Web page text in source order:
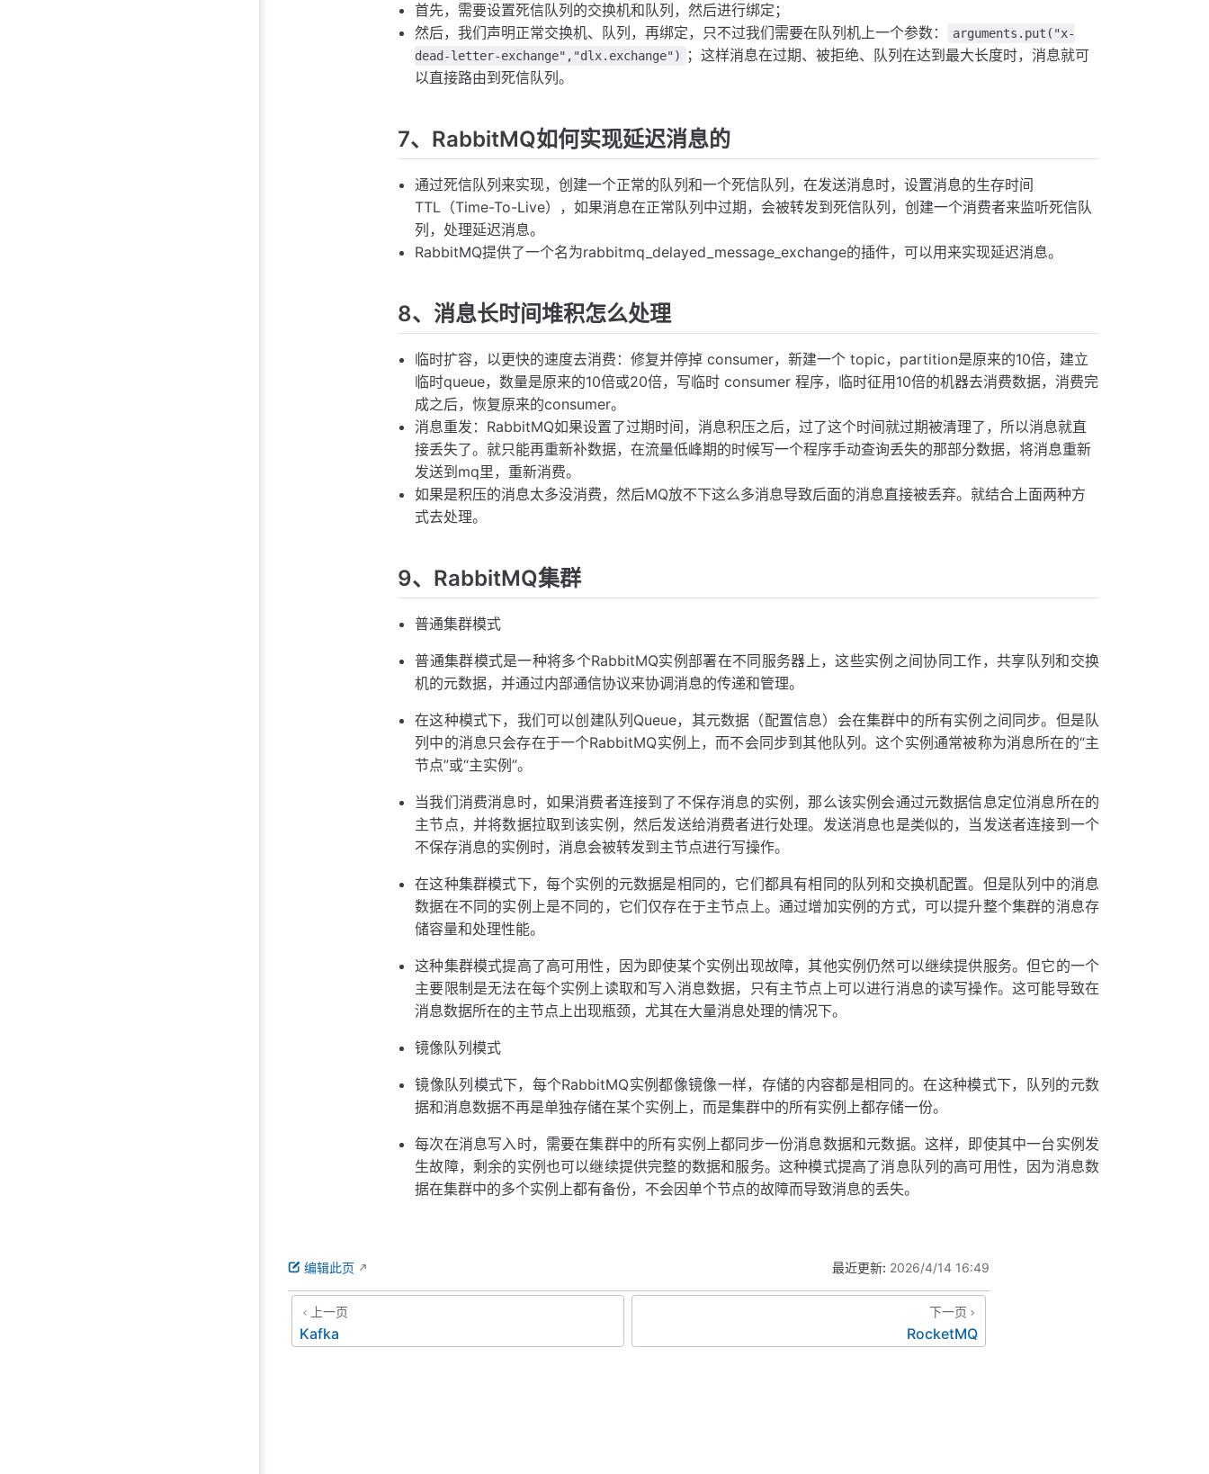
首先，需要设置死信队列的交换机和队列，然后进行绑定；
然后，我们声明正常交换机、队列，再绑定，只不过我们需要在队列机上一个参数：
arguments.put("x-
dead-letter-exchange","dlx.exchange")
；这样消息在过期、被拒绝、队列在达到最大长度时，消息就可
以直接路由到死信队列。
7、RabbitMQ如何实现延迟消息的
通过死信队列来实现，创建一个正常的队列和一个死信队列，在发送消息时，设置消息的生存时间
TTL（Time-To-Live），如果消息在正常队列中过期，会被转发到死信队列，创建一个消费者来监听死信队
列，处理延迟消息。
RabbitMQ提供了一个名为rabbitmq_delayed_message_exchange的插件，可以用来实现延迟消息。
8、消息长时间堆积怎么处理
临时扩容，以更快的速度去消费：修复并停掉 consumer，新建⼀个 topic，partition是原来的10倍，建⽴
临时queue，数量是原来的10倍或20倍，写临时 consumer 程序，临时征用10倍的机器去消费数据，消费完
成之后，恢复原来的consumer。
消息重发：RabbitMQ如果设置了过期时间，消息积压之后，过了这个时间就过期被清理了，所以消息就直
接丢失了。就只能再重新补数据，在流量低峰期的时候写一个程序手动查询丢失的那部分数据，将消息重新
发送到mq里，重新消费。
如果是积压的消息太多没消费，然后MQ放不下这么多消息导致后面的消息直接被丢弃。就结合上面两种方
式去处理。
9、RabbitMQ集群
普通集群模式
普通集群模式是一种将多个RabbitMQ实例部署在不同服务器上，这些实例之间协同工作，共享队列和交换
机的元数据，并通过内部通信协议来协调消息的传递和管理。
在这种模式下，我们可以创建队列Queue，其元数据（配置信息）会在集群中的所有实例之间同步。但是队
列中的消息只会存在于一个RabbitMQ实例上，而不会同步到其他队列。这个实例通常被称为消息所在的“主
节点”或“主实例”。
当我们消费消息时，如果消费者连接到了不保存消息的实例，那么该实例会通过元数据信息定位消息所在的
主节点，并将数据拉取到该实例，然后发送给消费者进行处理。发送消息也是类似的，当发送者连接到一个
不保存消息的实例时，消息会被转发到主节点进行写操作。
在这种集群模式下，每个实例的元数据是相同的，它们都具有相同的队列和交换机配置。但是队列中的消息
数据在不同的实例上是不同的，它们仅存在于主节点上。通过增加实例的方式，可以提升整个集群的消息存
储容量和处理性能。
这种集群模式提高了高可用性，因为即使某个实例出现故障，其他实例仍然可以继续提供服务。但它的一个
主要限制是无法在每个实例上读取和写入消息数据，只有主节点上可以进行消息的读写操作。这可能导致在
消息数据所在的主节点上出现瓶颈，尤其在大量消息处理的情况下。
镜像队列模式
镜像队列模式下，每个RabbitMQ实例都像镜像一样，存储的内容都是相同的。在这种模式下，队列的元数
据和消息数据不再是单独存储在某个实例上，而是集群中的所有实例上都存储一份。
每次在消息写入时，需要在集群中的所有实例上都同步一份消息数据和元数据。这样，即使其中一台实例发
生故障，剩余的实例也可以继续提供完整的数据和服务。这种模式提高了消息队列的高可用性，因为消息数
据在集群中的多个实例上都有备份，不会因单个节点的故障而导致消息的丢失。
编辑此页 最近更新: 2026/4/14 16:49
上一页
Kafka
下一页
RocketMQ